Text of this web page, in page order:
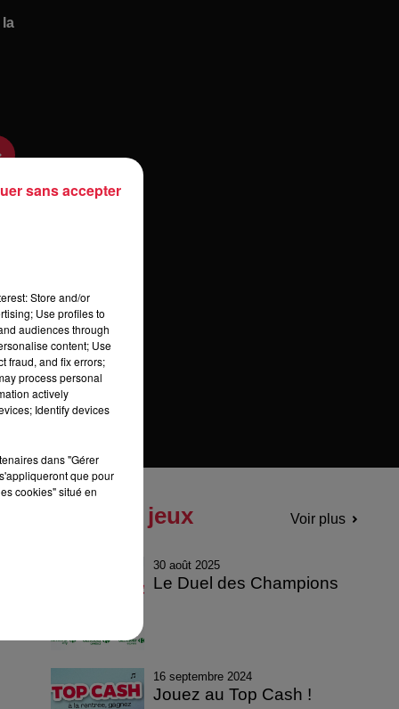
Tous les jeux Voir plus
30 août 2025
Le Duel des Champions
16 septembre 2024
Jouez au Top Cash !
Store and/or
Use profiles to
audiences through
content; Use
fraud, and fix errors;
process personal
actively
Identify devices
dans "Gérer
que pour
cookies" situé en
sans accepter